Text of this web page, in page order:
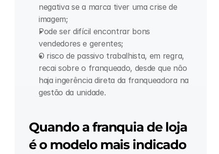
negativa se a marca tiver uma crise de
imagem;
Pode ser difícil encontrar bons
vendedores e gerentes;
O risco de passivo trabalhista, em regra,
recai sobre o franqueado, desde que não
haja ingerência direta da franqueadora na
gestão da unidade.
Quando a franquia de loja
é o modelo mais indicado